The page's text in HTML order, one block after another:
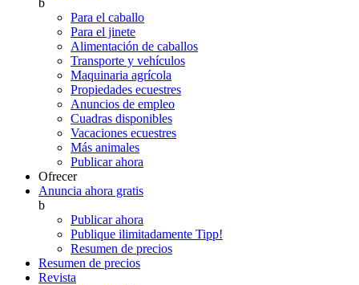
b
Para el caballo
Para el jinete
Alimentación de caballos
Transporte y vehículos
Maquinaria agrícola
Propiedades ecuestres
Anuncios de empleo
Cuadras disponibles
Vacaciones ecuestres
Más animales
Publicar ahora
Ofrecer
Anuncia ahora gratis
b
Publicar ahora
Publique ilimitadamente Tipp!
Resumen de precios
Resumen de precios
Revista